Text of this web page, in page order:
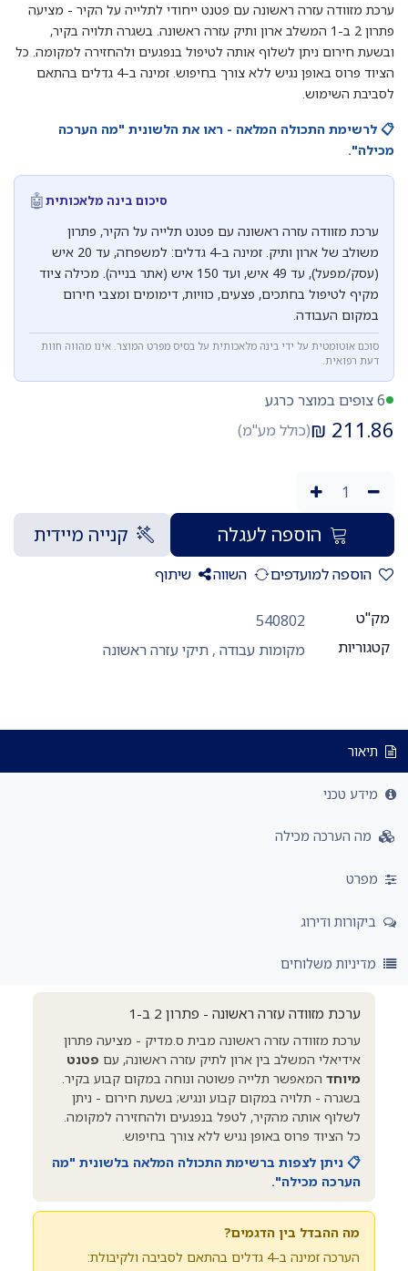
ערכת מזוודה עזרה ראשונה עם פטנט ייחודי לתלייה על הקיר - מציעה
פתרון 2 ב-1 המשלב ארון ותיק עזרה ראשונה. בשגרה תלויה בקיר,
ובשעת חירום ניתן לשלוף אותה לטיפול בנפגעים ולהחזירה למקומה. כל
הציוד פרוס באופן נגיש ללא צורך בחיפוש. זמינה ב-4 גדלים בהתאם
לסביבת השימוש.
📋 לרשימת התכולה המלאה - ראו את הלשונית "מה הערכה
מכילה".
סיכום בינה מלאכותית🤖
ערכת מזוודה עזרה ראשונה עם פטנט תלייה על הקיר, פתרון
משולב של ארון ותיק. זמינה ב-4 גדלים: למשפחה, עד 20 איש
(עסק/מפעל), עד 49 איש, ועד 150 איש (אתר בנייה). מכילה ציוד
מקיף לטיפול בחתכים, פצעים, כוויות, דימומים ומצבי חירום
במקום העבודה.
סוכם אוטומטית על ידי בינה מלאכותית על בסיס מפרט המוצר. אינו מהווה חוות
דעת רפואית.
6 צופים במוצר כרגע
211.86
₪(כולל מע"מ)
הוספה לעגלה קנייה מיידית
הוספה למועדפים השווה שיתוף
מק"ט
540802
קטגוריות
מקומות עבודה, תיקי עזרה ראשונה
תיאור
מידע טכני
מה הערכה מכילה
מפרט
ביקורות ודירוג
מדיניות משלוחים
ערכת מזוודה עזרה ראשונה - פתרון 2 ב-1
ערכת מזוודה עזרה ראשונה מבית ס.מדיק - מציעה פתרון
אידיאלי המשלב בין ארון לתיק עזרה ראשונה, עם פטנט
מיוחדהמאפשר תלייה פשוטה ונוחה במקום קבוע בקיר.
בשגרה - תלויה במקום קבוע ונגיש; בשעת חירום - ניתן
לשלוף אותה מהקיר, לטפל בנפגעים ולהחזירה למקומה.
כל הציוד פרוס באופן נגיש ללא צורך בחיפוש.
📋 ניתן לצפות ברשימת התכולה המלאה בלשונית "מה
הערכה מכילה".
מה ההבדל בין הדגמים?
הערכה זמינה ב-4 גדלים בהתאם לסביבה ולקיבולת: